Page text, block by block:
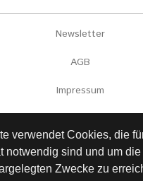
verwendet Cookies, die
notwendig sind und um
Zwecke zu
Newsletter
AGB
Impressum
Kontakt
Links